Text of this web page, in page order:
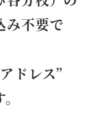
み不要で
ドレス”